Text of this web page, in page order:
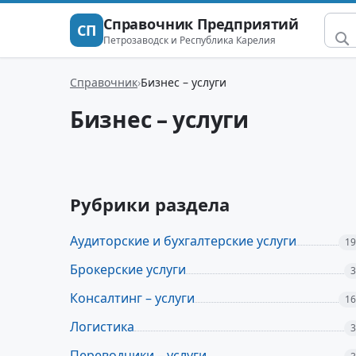
СП Справочник Предприятий
Петрозаводск и Республика Карелия
Справочник Бизнес – услуги
Бизнес – услуги
Рубрики раздела
Аудиторские и бухгалтерские услуги 19
Брокерские услуги 3
Консалтинг – услуги 16
Логистика 3